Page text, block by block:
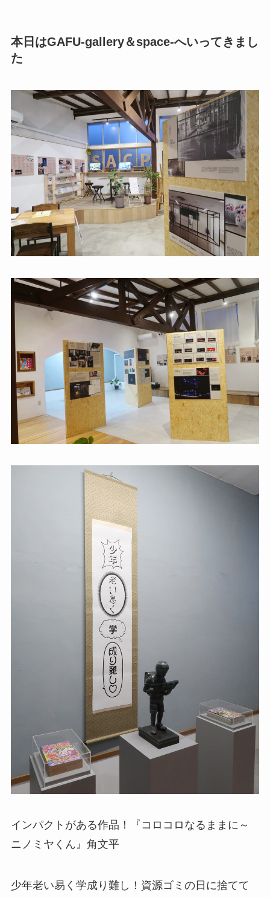
本日はGAFU-gallery＆space-へいってきまし
た
インパクトがある作品！『コロコロなるままに～
ニノミヤくん』角文平
少年老い易く学成り難し！資源ゴミの日に捨てて